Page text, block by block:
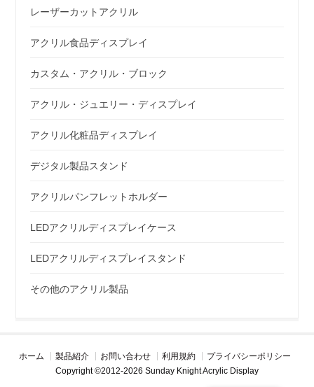
レーザーカットアクリル
アクリル食品ディスプレイ
カスタム・アクリル・ブロック
アクリル・ジュエリー・ディスプレイ
アクリル化粧品ディスプレイ
デジタル製品スタンド
アクリルパンフレットホルダー
LEDアクリルディスプレイケース
LEDアクリルディスプレイスタンド
その他のアクリル製品
ホーム 製品紹介 お問い合わせ 利用規約
プライバシーポリシー
Copyright ©2012-2026 Sunday Knight Acrylic Display